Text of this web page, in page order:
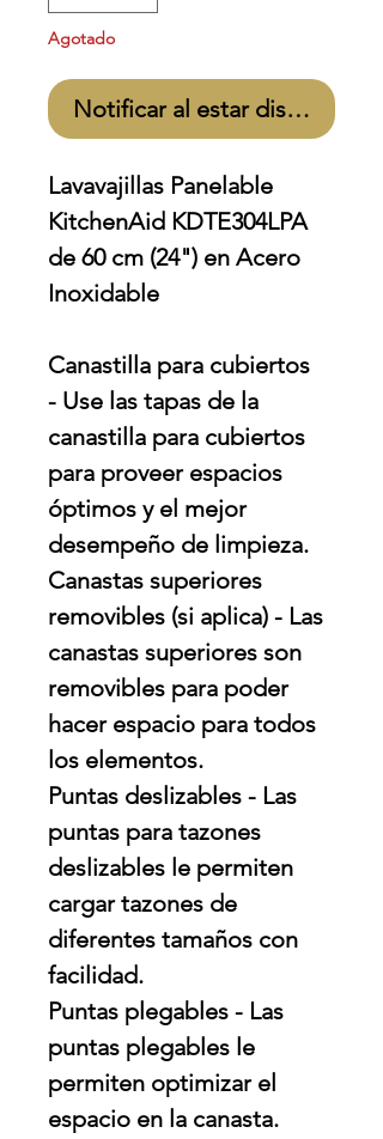
Agotado
Notificar al estar disponible
Lavavajillas Panelable
KitchenAid KDTE304LPA
de 60 cm (24") en Acero
Inoxidable
Canastilla para cubiertos
- Use las tapas de la
canastilla para cubiertos
para proveer espacios
óptimos y el mejor
desempeño de limpieza.
Canastas superiores
removibles (si aplica) - Las
canastas superiores son
removibles para poder
hacer espacio para todos
los elementos.
Puntas deslizables - Las
puntas para tazones
deslizables le permiten
cargar tazones de
diferentes tamaños con
facilidad.
Puntas plegables - Las
puntas plegables le
permiten optimizar el
espacio en la canasta.